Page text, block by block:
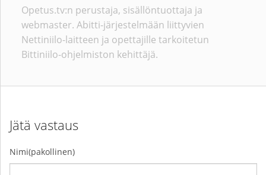
Opetus.tv:n perustaja, sisällöntuottaja ja
webmaster. Abitti-järjestelmään liittyvien
Nettiniilo-laitteen ja opettajille tarkoitetun
Bittiniilo-ohjelmiston kehittäjä.
Jätä vastaus
Nimi(pakollinen)